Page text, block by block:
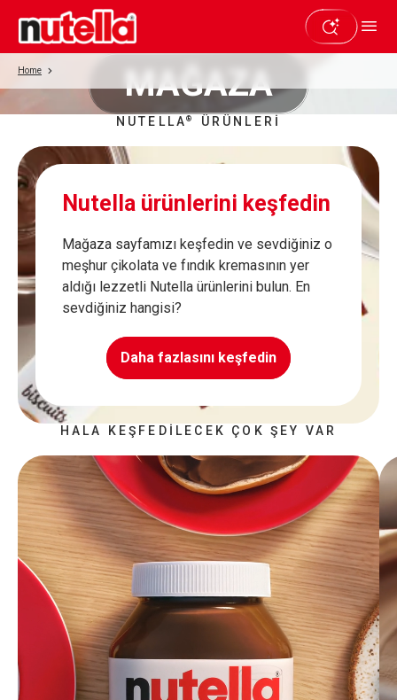
Home MAĞAZA
NUTELLA® ÜRÜNLERİ
Nutella ürünlerini keşfedin
Mağaza sayfamızı keşfedin ve sevdiğiniz o
meşhur çikolata ve fındık kremasının yer
aldığı lezzetli Nutella ürünlerini bulun. En
sevdiğiniz hangisi?
Daha fazlasını keşfedin
HALA KEŞFEDİLECEK ÇOK ŞEY VAR